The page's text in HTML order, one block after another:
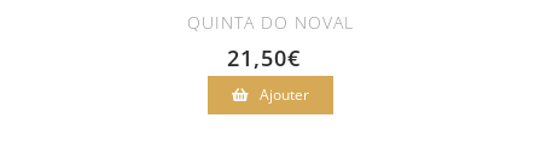
QUINTA DO NOVAL
21,50€
Ajouter